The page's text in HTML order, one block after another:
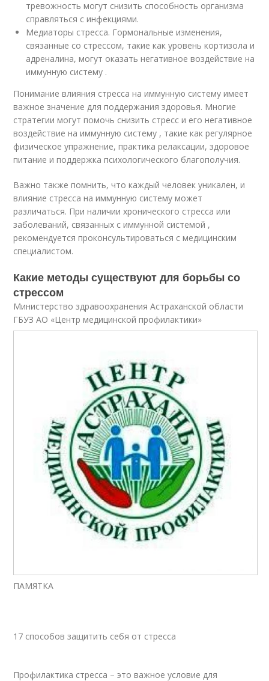
тревожность могут снизить способность организма
справляться с инфекциями.
Медиаторы стресса. Гормональные изменения,
связанные со стрессом, такие как уровень кортизола и
адреналина, могут оказать негативное воздействие на
иммунную систему .
Понимание влияния стресса на иммунную систему имеет
важное значение для поддержания здоровья. Многие
стратегии могут помочь снизить стресс и его негативное
воздействие на иммунную систему , такие как регулярное
физическое упражнение, практика релаксации, здоровое
питание и поддержка психологического благополучия.
Важно также помнить, что каждый человек уникален, и
влияние стресса на иммунную систему может
различаться. При наличии хронического стресса или
заболеваний, связанных с иммунной системой ,
рекомендуется проконсультироваться с медицинским
специалистом.
Какие методы существуют для борьбы со
стрессом
Министерство здравоохранения Астраханской области
ГБУЗ АО «Центр медицинской профилактики»
ПАМЯТКА
17 способов защитить себя от стресса
Профилактика стресса – это важное условие для